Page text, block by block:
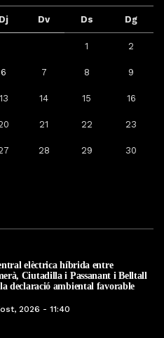
Dj Dv Ds Dg
1 2
6 7 8 9
13 14 15 16
21 22 23
28 29 30
elèctrica híbrida entre
Ciutadilla i Passanant i Belltall
declaració ambiental favorable
2026 - 11:40